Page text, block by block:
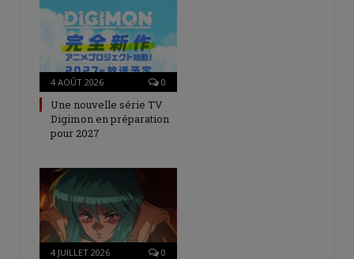
4 AOÛT 2026 0
Une nouvelle série TV
Digimon en préparation
pour 2027
4 JUILLET 2026 0